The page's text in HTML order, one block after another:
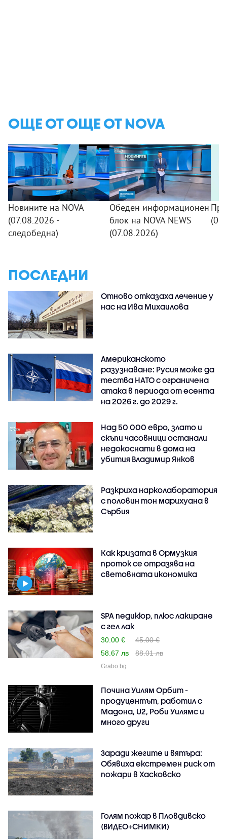
ОЩЕ ОТ ОЩЕ ОТ NOVA
Новините на NOVA
(07.08.2026 -
следобедна)
Обеден информационен
блок на NOVA NEWS
(07.08.2026)
ПОСЛЕДНИ
Отново отказаха лечение у
нас на Ива Михаилова
Американското
разузнаване: Русия може да
тества НАТО с ограничена
атака в периода от есента
на 2026 г. до 2029 г.
Над 50 000 евро, злато и
скъпи часовници останали
недокоснати в дома на
убития Владимир Янков
Разкриха нарколаборатория
с половин тон марихуана в
Сърбия
Как кризата в Ормузкия
проток се отразява на
световната икономика
SPA педикюр, плюс лакиране
с гел лак
30.00 €
45.00 €
58.67 лв
88.01 лв
Grabo.bg
Почина Уилям Орбит -
продуцентът, работил с
Мадона, U2, Роби Уилямс и
много други
Заради жегите и вятъра:
Обявиха екстремен риск от
пожари в Хасковско
Голям пожар в Пловдивско
(ВИДЕО+СНИМКИ)